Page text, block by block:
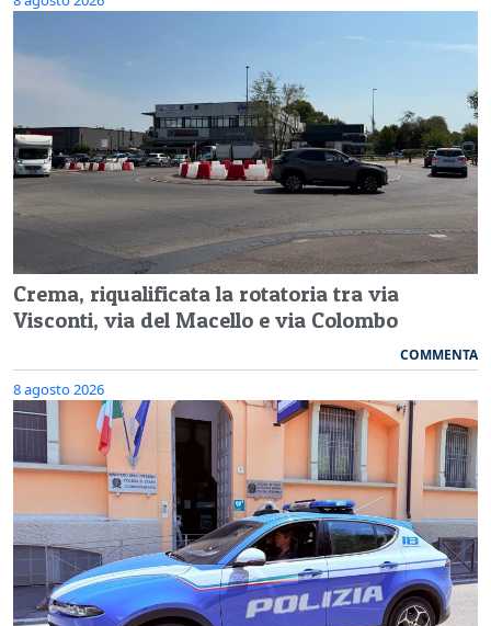
Crema, riqualificata la rotatoria tra via
Visconti, via del Macello e via Colombo
COMMENTA
8 agosto 2026